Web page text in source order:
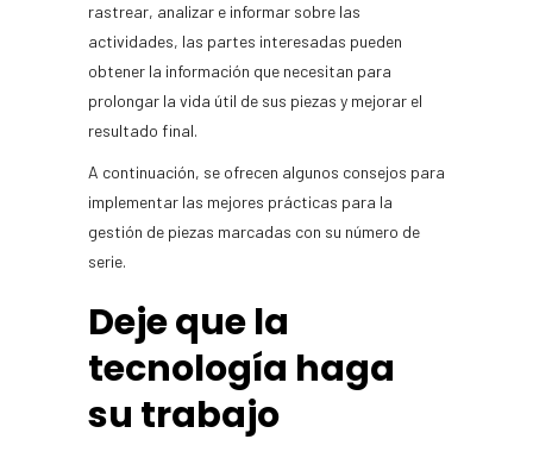
rastrear, analizar e informar sobre las
actividades, las partes interesadas pueden
obtener la información que necesitan para
prolongar la vida útil de sus piezas y mejorar el
resultado final.
A continuación, se ofrecen algunos consejos para
implementar las mejores prácticas para la
gestión de piezas marcadas con su número de
serie.
Deje que la
tecnología haga
su trabajo